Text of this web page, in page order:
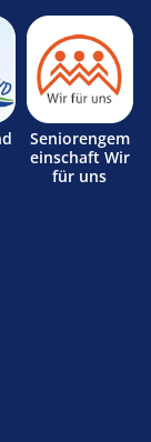
Seniorengem
einschaft Wir
für uns